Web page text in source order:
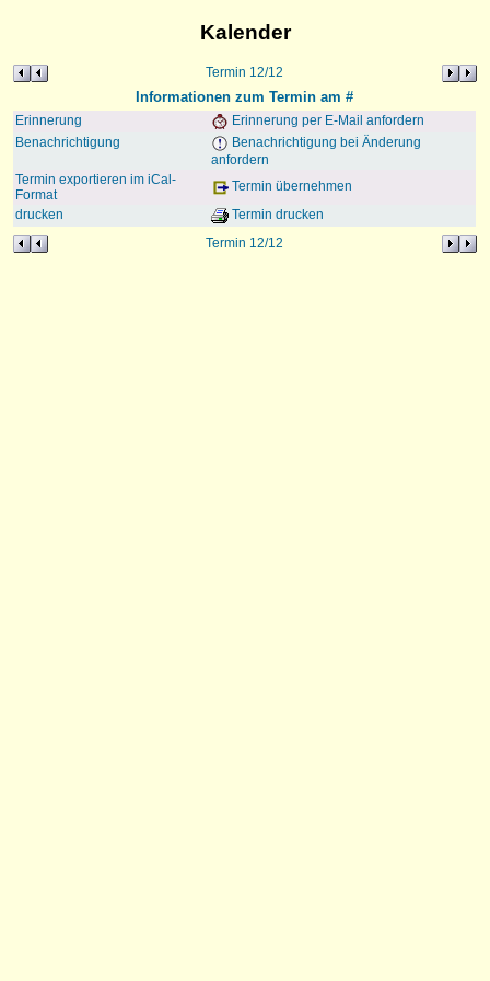
Kalender
Termin 12/12
Informationen zum Termin am #
Erinnerung
Erinnerung per E-Mail anfordern
Benachrichtigung
Benachrichtigung bei Änderung
anfordern
Termin exportieren im iCal-
Format
Termin übernehmen
drucken
Termin drucken
Termin 12/12